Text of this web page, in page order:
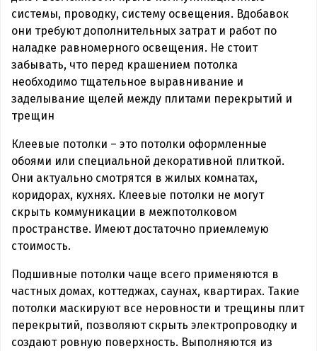
системы, проводку, систему освещения. Вдобавок
они требуют дополнительных затрат и работ по
наладке равномерного освещения. Не стоит
забывать, что перед крашением потолка
необходимо тщательное выравнивание и
заделывание щелей между плитами перекрытий и
трещин
Клеевые потолки – это потолки оформленные
обоями или специальной декоративной плиткой.
Они актуально смотрятся в жилых комнатах,
коридорах, кухнях. Клеевые потолки не могут
скрыть коммуникации в межпотолковом
пространстве. Имеют достаточно приемлемую
стоимость.
Подшивные потолки чаще всего применяются в
частных домах, коттеджах, саунах, квартирах. Такие
потолки маскируют все неровности и трещины плит
перекрытий, позволяют скрыть электропроводку и
создают ровную поверхность. Выполняются из